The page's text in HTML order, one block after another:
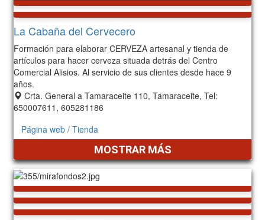
La Cabaña del Cervecero
Formación para elaborar CERVEZA artesanal y tienda de
artículos para hacer cerveza situada detrás del Centro
Comercial Alisios. Al servicio de sus clientes desde hace 9
años.
Crta. General a Tamaraceite 110, Tamaraceite, Tel:
650007611, 605281186
Página web / Tienda
MOSTRAR MÁS